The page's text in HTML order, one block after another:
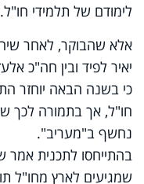
לימודם של תלמידי חו"ל.
אלא שהבוקר, לאחר
יאיר לפיד ובין חה"כ
כי בשנה הבאה יוחזר
חו"ל, אך בתמורה לכך
נחשף ב"מעריב".
בהתייחסו לתכנית אמר
שמגיעים לארץ מחו"ל